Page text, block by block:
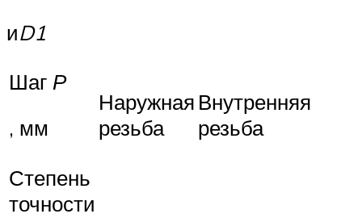
иD1
Шаг Р
, мм
Наружная
резьба
Внутренняя
резьба
Степень
точности